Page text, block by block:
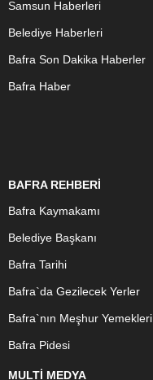
Samsun Haberleri
Belediye Haberleri
Bafra Son Dakika Haberler
Bafra Haber
BAFRA REHBERİ
Bafra Kaymakamı
Belediye Başkanı
Bafra Tarihi
Bafra`da Gezilecek Yerler
Bafra`nın Meşhur Yemekleri
Bafra Pidesi
MULTİ MEDYA